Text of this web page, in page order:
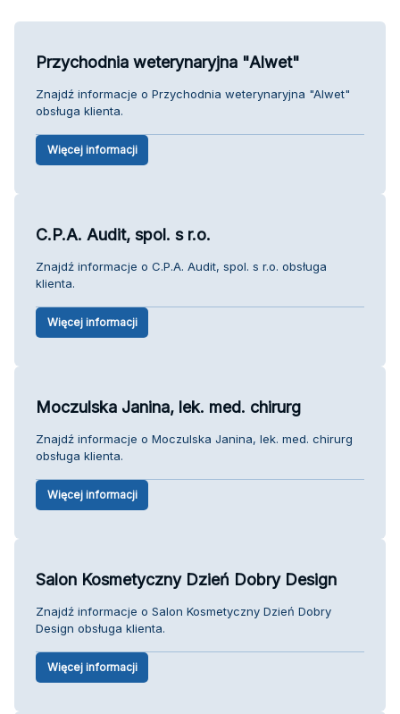
Przychodnia weterynaryjna "Alwet"
Znajdź informacje o Przychodnia weterynaryjna "Alwet"
obsługa klienta.
Więcej informacji
C.P.A. Audit, spol. s r.o.
Znajdź informacje o C.P.A. Audit, spol. s r.o. obsługa
klienta.
Więcej informacji
Moczulska Janina, lek. med. chirurg
Znajdź informacje o Moczulska Janina, lek. med. chirurg
obsługa klienta.
Więcej informacji
Salon Kosmetyczny Dzień Dobry Design
Znajdź informacje o Salon Kosmetyczny Dzień Dobry
Design obsługa klienta.
Więcej informacji